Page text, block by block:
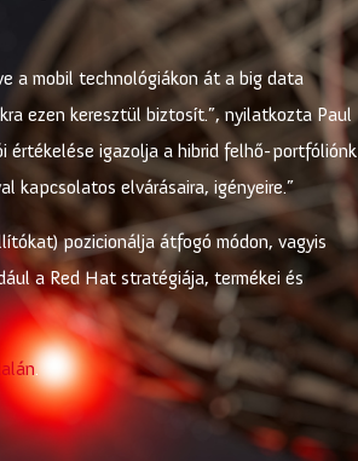
a mobil technológiákon át a big data
ezen keresztül biztosít.”, nyilatkozta Paul
értékelése igazolja a hibrid felhő-portfóliónk
kapcsolatos elvárásaira, igényeire.”
pozicionálja átfogó módon, vagyis
a Red Hat stratégiája, termékei és
.